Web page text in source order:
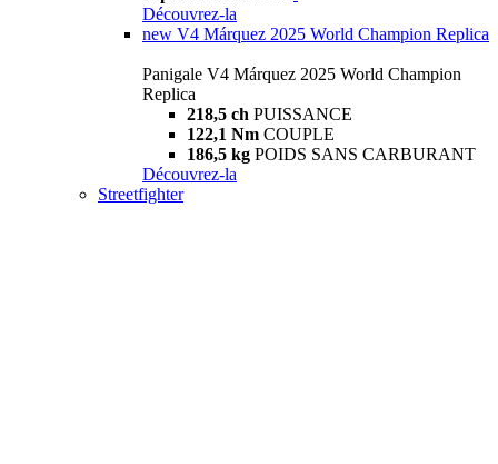
Découvrez-la
new V4 Márquez 2025 World Champion Replica
Panigale V4 Márquez 2025 World Champion
Replica
218,5 ch PUISSANCE
122,1 Nm COUPLE
186,5 kg POIDS SANS CARBURANT
Découvrez-la
Streetfighter